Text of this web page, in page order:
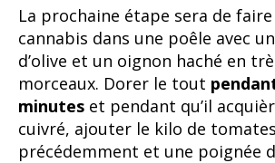
La prochaine étape sera de
cannabis dans une poêle avec
d’olive et un oignon haché en
morceaux. Dorer le tout
minutes et pendant qu’il
cuivré, ajouter le kilo de
précédemment et une poignée